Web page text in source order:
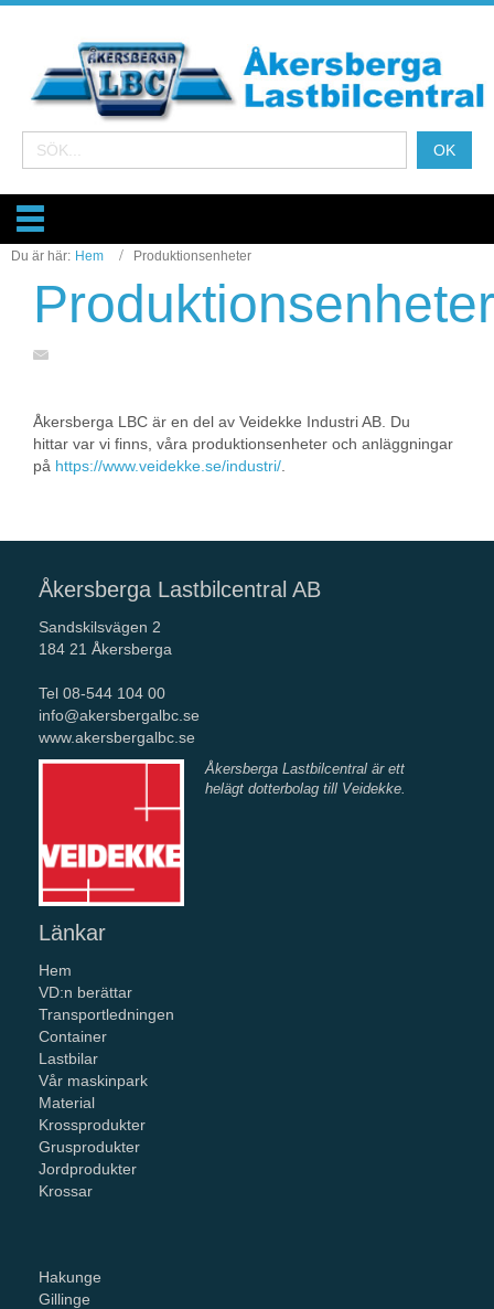
Du är här: Hem Produktionsenheter
Produktionsenheter
Åkersberga LBC är en del av Veidekke Industri AB. Du
hittar var vi finns, våra produktionsenheter och anläggningar
på https://www.veidekke.se/industri/
Åkersberga Lastbilcentral AB
Sandskilsvägen 2
184 21 Åkersberga
Tel 08-544 104 00
info@akersbergalbc.se
www.akersbergalbc.se
Åkersberga Lastbilcentral är ett
helägt dotterbolagtill Veidekke.
Länkar
Hem
VD:n berättar
Transportledningen
Container
Lastbilar
Vår maskinpark
Material
Krossprodukter
Grusprodukter
Jordprodukter
Krossar
Hakunge
Gillinge